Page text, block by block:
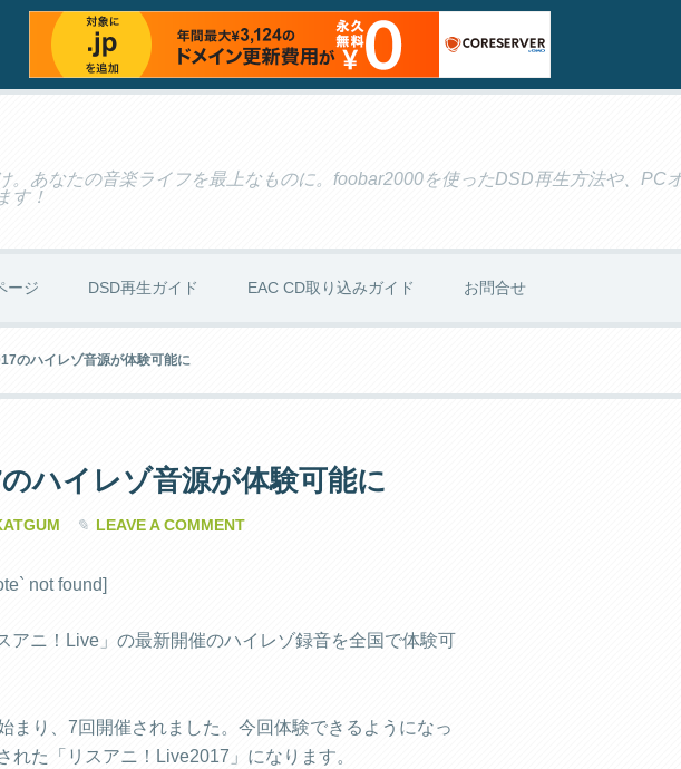
。あなたの音楽ライフを最上なものに。foobar2000を使ったDSD再生方法や、PC
す！
ージ DSD再生ガイド EAC CD取り込みガイド お問合せ
のハイレゾ音源が体験可能に
ハイレゾ音源が体験可能に
LEAVE A COMMENT
not found]
アニ！Live」の最新開催のハイレゾ録音を全国で体験可
まり、7回開催されました。今回体験できるようになっ
た「リスアニ！Live2017」になります。